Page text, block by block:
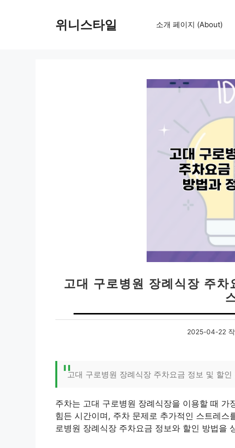
위니스타일 소개 페이지 (About)
고대 구로병원 장례식장 주
2025-04-22
고대 구로병원 장례식장 주차요금 정보 및 할인
주차는 고대 구로병원 장례식장을 이용할 때
힘든 시간이며, 주차 문제로 추가적인 스트레
로병원 장례식장 주차요금 정보와 할인 방법을